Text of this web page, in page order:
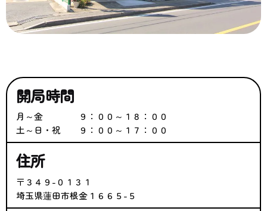
開局時間
月～金 ９：００～１８：００
土～日・祝 ９：００～１７：００
住所
〒３４９-０１３１
埼玉県蓮田市根金１６６５-５